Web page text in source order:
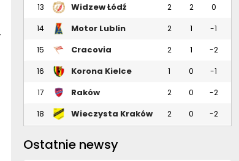
13 Widzew Łódź 2 2 0
14 Motor Lublin 2 1 -1
15 Cracovia 2 1 -2
16 Korona Kielce 1 0 -1
17
Raków
2 0 -2
18 Wieczysta Kraków 2 0 -2
Ostatnie newsy